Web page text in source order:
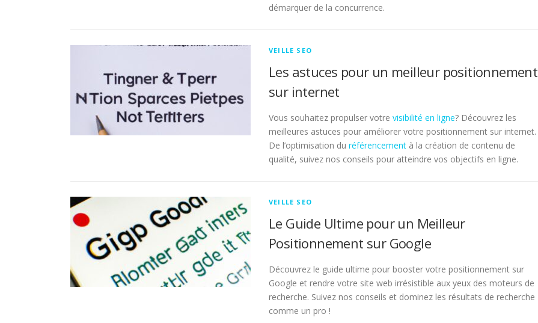
démarquer de la concurrence.
VEILLE SEO
Les astuces pour un meilleur positionnement
sur internet
Vous souhaitez propulser votre visibilité en ligne? Découvrez les
meilleures astuces pour améliorer votre positionnement sur internet.
De l’optimisation du référencement à la création de contenu de
qualité, suivez nos conseils pour atteindre vos objectifs en ligne.
VEILLE SEO
Le Guide Ultime pour un Meilleur
Positionnement sur Google
Découvrez le guide ultime pour booster votre positionnement sur
Google et rendre votre site web irrésistible aux yeux des moteurs de
recherche. Suivez nos conseils et dominez les résultats de recherche
comme un pro !